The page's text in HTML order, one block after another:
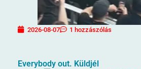
2026-08-07 1 hozzászólás
Everybody out. Küldjél